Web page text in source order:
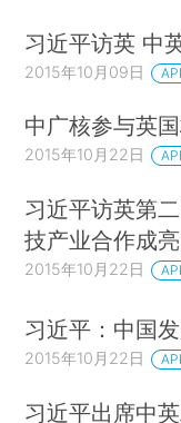
习近平访英 中
2015年10月09日
中广核参与英
2015年10月22日
习近平访英第
技产业合作成
2015年10月22日
习近平：中国
2015年10月22日
习近平出席中